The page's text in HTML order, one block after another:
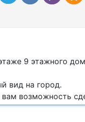
9 этажного
вид на город.
возможность